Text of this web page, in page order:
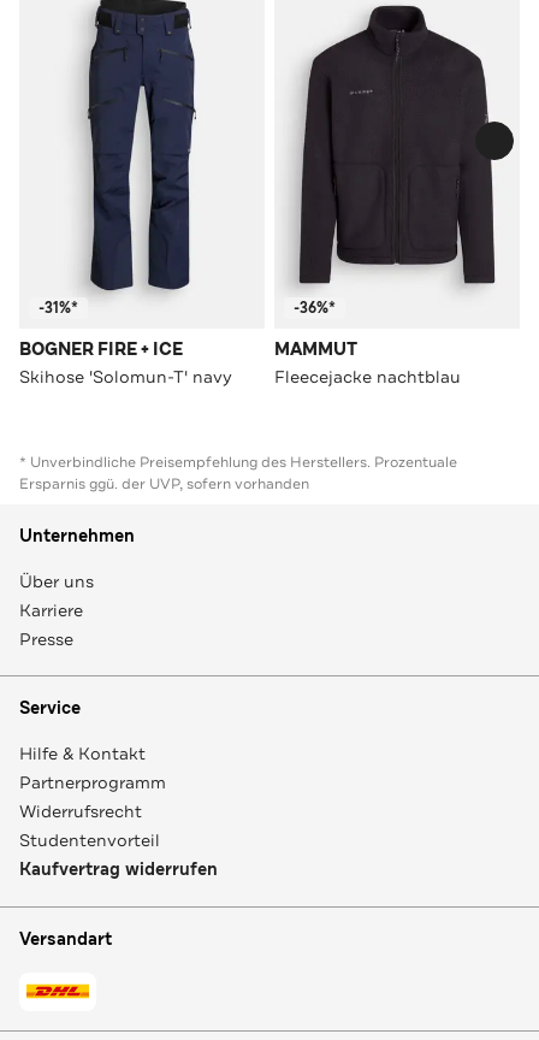
-31%*
BOGNER FIRE + ICE
Skihose 'Solomun-T' navy
-36%*
MAMMUT
Fleecejacke nachtblau
* Unverbindliche Preisempfehlung des Herstellers. Prozentuale
Ersparnis ggü. der UVP, sofern vorhanden
Unternehmen
Über uns
Karriere
Presse
Service
Hilfe & Kontakt
Partnerprogramm
Widerrufsrecht
Studentenvorteil
Kaufvertrag widerrufen
Versandart